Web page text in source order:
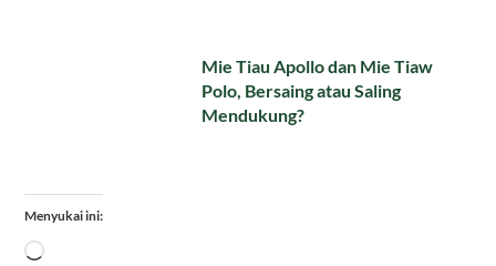
Mie Tiau Apollo dan Mie Tiaw
Polo, Bersaing atau Saling
Mendukung?
Menyukai ini:
Memuat...